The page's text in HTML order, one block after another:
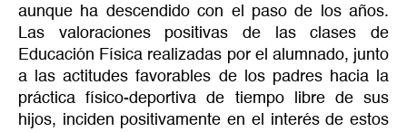
aunque ha descendido con el paso de los años.
Las valoraciones positivas de las clases de
Educación Física realizadas por el alumnado, junto
a las actitudes favorables de los padres hacia la
práctica físico-deportiva de tiempo libre de sus
hijos, inciden positivamente en el interés de estos